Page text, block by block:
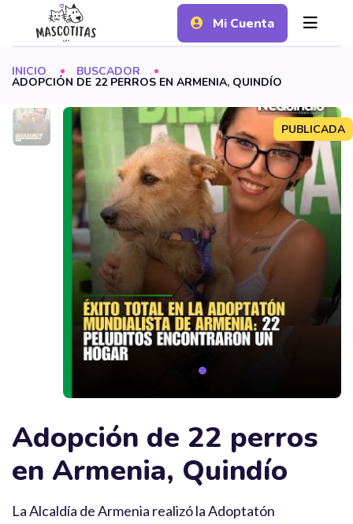
Mi Cuenta
INICIO BUSCADOR
ADOPCIÓN DE 22 PERROS EN ARMENIA, QUINDÍO
PUBLICADA
Adopción de 22 perros
en Armenia, Quindío
La Alcaldía de Armenia realizó la Adoptatón